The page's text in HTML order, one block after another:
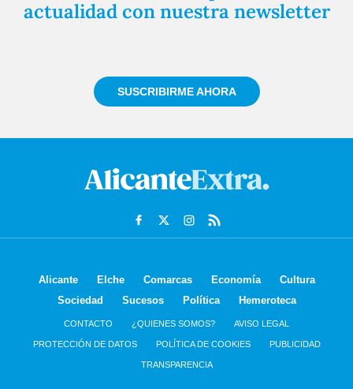
actualidad con nuestra newsletter
SUSCRIBIRME AHORA
Alicante Elche Comarcas Economía
Cultura
Sociedad
Sucesos Política Hemeroteca
CONTACTO ¿QUIENES SOMOS? AVISO LEGAL
PROTECCIÓN DE DATOS POLÍTICA DE COOKIES PUBLICIDAD
TRANSPARENCIA